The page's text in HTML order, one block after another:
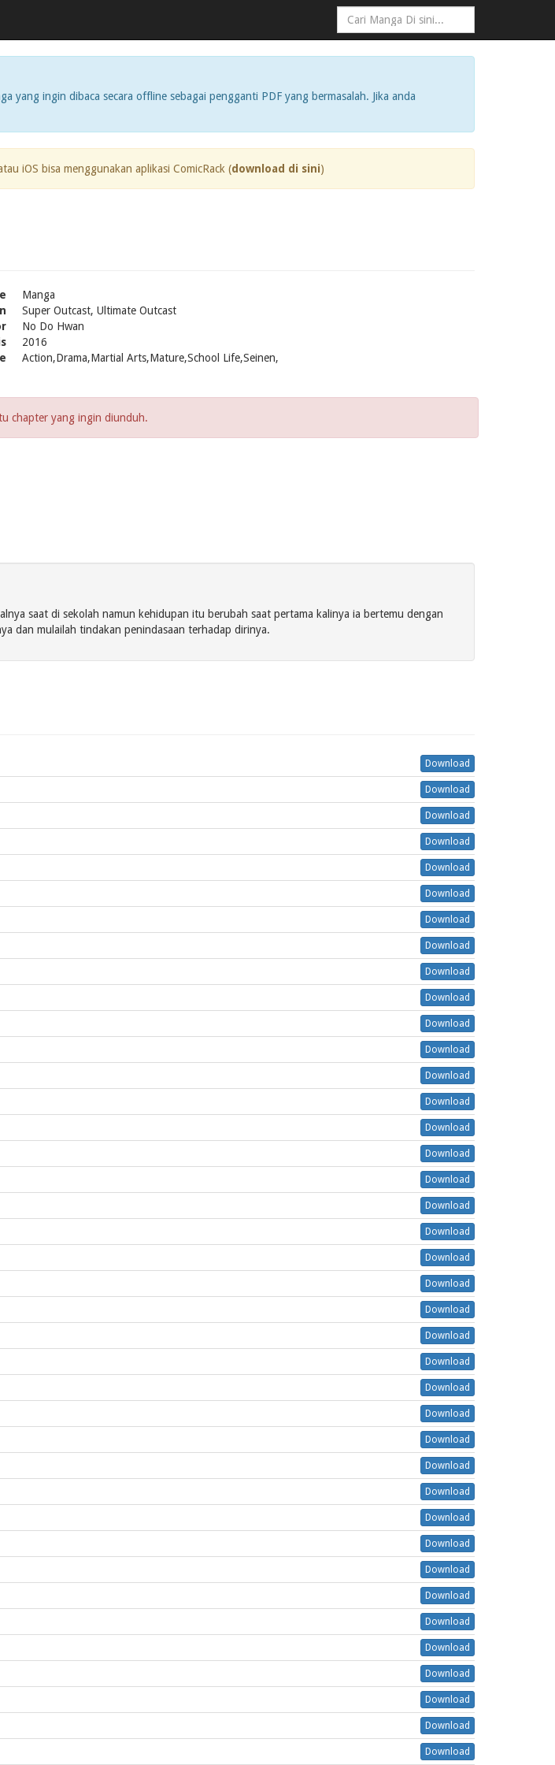
ingin dibaca secara offline sebagai pengganti PDF yang bermasalah. Jika anda
iOS bisa menggunakan aplikasi ComicRack (download di sini)
Manga
Super Outcast, Ultimate Outcast
No Do Hwan
2016
Action,Drama,Martial Arts,Mature,School Life,Seinen,
chapter yang ingin diunduh.
saat di sekolah namun kehidupan itu berubah saat pertama kalinya ia bertemu dengan
dan mulailah tindakan penindasaan terhadap dirinya.
Download
Download
Download
Download
Download
Download
Download
Download
Download
Download
Download
Download
Download
Download
Download
Download
Download
Download
Download
Download
Download
Download
Download
Download
Download
Download
Download
Download
Download
Download
Download
Download
Download
Download
Download
Download
Download
Download
Download